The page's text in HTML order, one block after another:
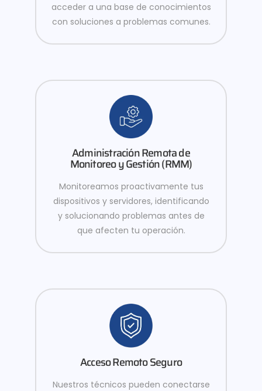
acceder a una base de conocimientos
con soluciones a problemas comunes.
Administración Remota de
Monitoreo y Gestión (RMM)
Monitoreamos proactivamente tus
dispositivos y servidores, identificando
y solucionando problemas antes de
que afecten tu operación.
Acceso Remoto Seguro
Nuestros técnicos pueden conectarse